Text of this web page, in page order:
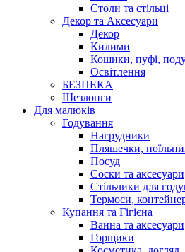
Столи та стільці
Декор та Аксесуари
Декор
Килими
Кошики, пуфі,
Освітлення
БЕЗПЕКА
Шезлонги
Для малюків
Годування
Нагрудники
Пляшечки,
Посуд
Соски та аксесуари
Стільчики для
Термоси,
Купання та Гігієна
Ванна та аксесуари
Горщики